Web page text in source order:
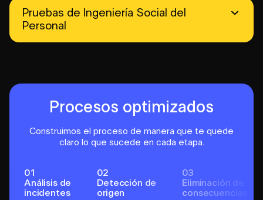
Pruebas de Ingeniería Social del
Personal
Procesos optimizados
Construimos el proceso de manera que te quede
claro lo que sucede en cada etapa.
01
Análisis de
incidentes
02
Detección de
origen
03
Eliminación de
consecuencias